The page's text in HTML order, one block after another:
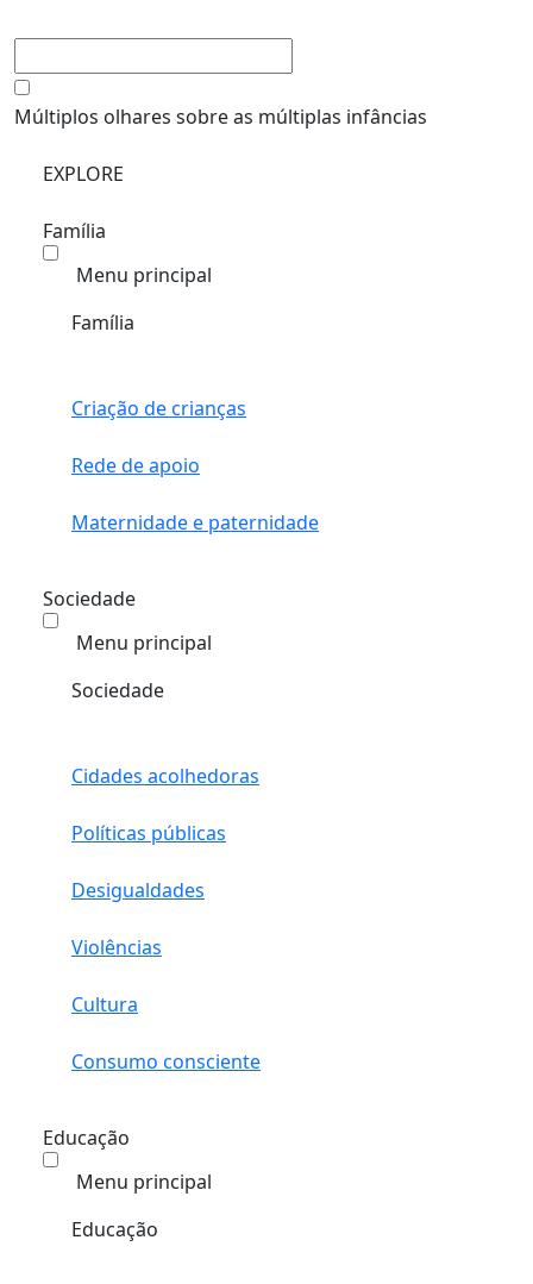
Múltiplos olhares sobre as múltiplas infâncias
EXPLORE
Família
Menu principal
Família
Criação de crianças
Rede de apoio
Maternidade e paternidade
Sociedade
Menu principal
Sociedade
Cidades acolhedoras
Políticas públicas
Desigualdades
Violências
Cultura
Consumo consciente
Educação
Menu principal
Educação